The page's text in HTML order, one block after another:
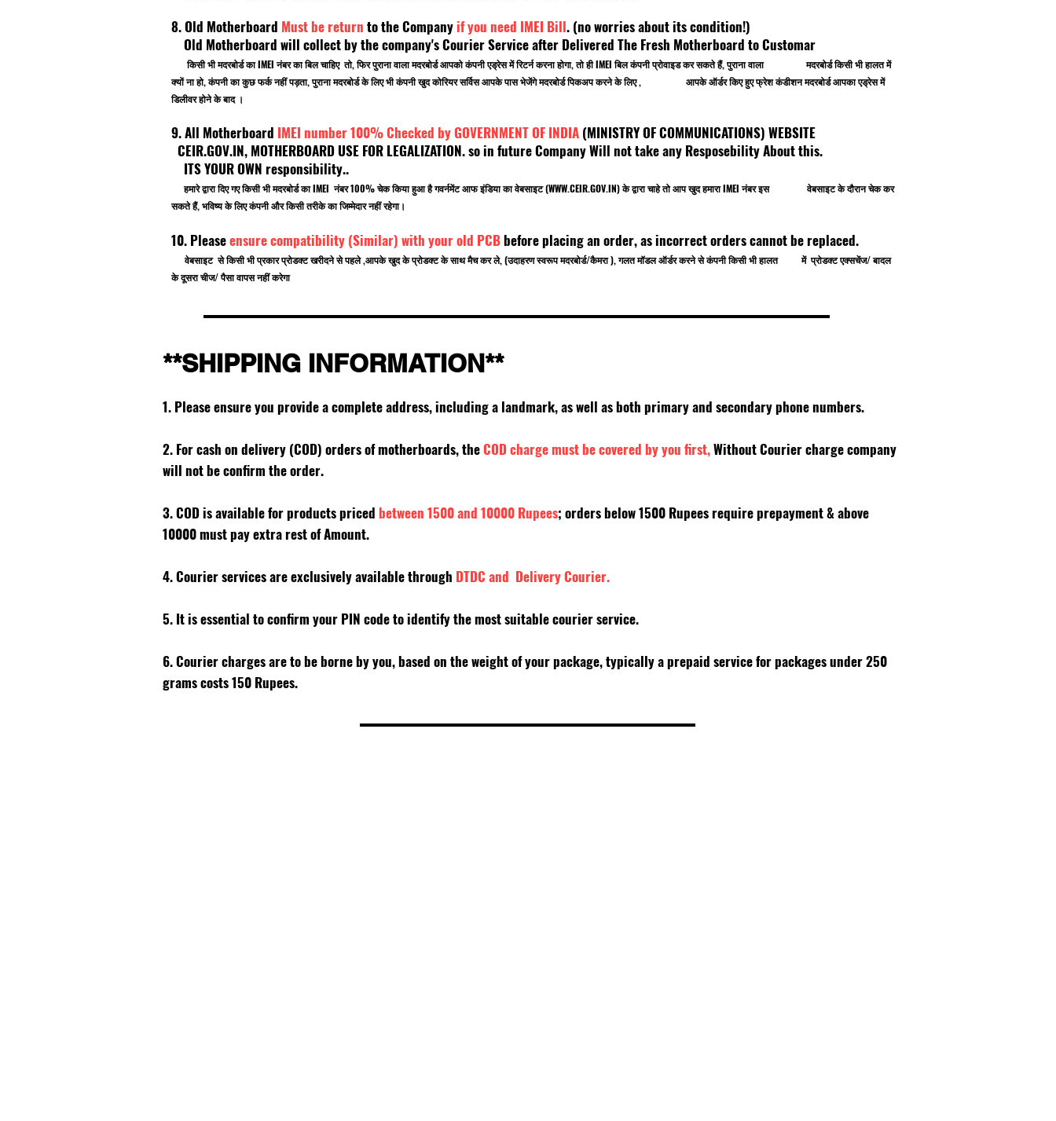
8. Old Motherboard Must be return to the Companyif you need IMEI Bill. (no worries about its condition!)
Old Motherboard will collect by the company's Courier Service after Delivered The Fresh Motherboard to Customar
किसी भी मदरबोर्ड का IMEI नंबर का बिल चाहिए तो, फिर पुराना वाला मदरबोर्ड आपको कंपनी एड्रेस में रिटर्न करना होगा, तो ही IMEI बिल कंपनी प्रोवाइड कर सकते हैं, पुराना वाला मदरबोर्ड किसी भी हालत में
क्यों ना हो, कंपनी का कुछ फर्क नहीं पड़ता, पुराना मदरबोर्ड के लिए भी कंपनी खुद कोरियर सर्विस आपके पास भेजेंगे मदरबोर्ड पिकअप करने के लिए , आपके ऑर्डर किए हुए फ्रेश कंडीशन मदरबोर्ड आपका एड्रेस में
डिलीवर होने के बाद ।
9. All Motherboard IMEI number 100% Checked by GOVERNMENT OF INDIA (MINISTRY OF COMMUNICATIONS) WEBSITE
CEIR.GOV.IN, MOTHERBOARD USE FOR LEGALIZATION. so in future Company Will not take any Resposebility About this.
ITS YOUR OWN responsibility..
हमारे द्वारा दिए गए किसी भी मदरबोर्ड का IMEI नंबर 100% चेक किया हुआ है गवर्नमेंट आफ इंडिया का वेबसाइट (WWW.CEIR.GOV.IN) के द्वारा चाहे तो आप खुद हमारा IMEI नंबर इस वेबसाइट के दौरान चेक कर
सकते हैं, भविष्य के लिए कंपनी और किसी तरीके का जिम्मेदार नहीं रहेगा।
10. Pleaseensure compatibility (Similar) with your old PCBbefore placing an order, as incorrect orders cannot be replaced.
वेबसाइट से किसी भी प्रकार प्रोडक्ट खरीदने से पहले ,आपके खुद के प्रोडक्ट के साथ मैच कर ले, (उदाहरण स्वरूप मदरबोर्ड/कैमरा ), गलत मॉडल ऑर्डर करने से कंपनी किसी भी हालत में प्रोडक्ट एक्सचेंज/ बादल
के दूसरा चीज/ पैसा वापस नहीं करेगा
**SHIPPING INFORMATION**
1. Please ensure you provide a complete address, including a landmark, as well as both primary and secondary phone numbers.
2. For cash on delivery (COD) orders of motherboards, theCOD charge must be covered by you first,Without Courier charge company
will not be confirm the order.
3. COD is available for products priced between 1500 and 10000 Rupees; orders below 1500 Rupees require prepayment & above
10000 must pay extra rest of Amount.
4. Courier services are exclusively available through DTDC and Delivery Courier.
5. It is essential to confirm your PIN code to identify the most suitable courier service.
6. Courier charges are to be borne by you, based on the weight of your package, typically a prepaid service for packages under 250
grams costs 150 Rupees.